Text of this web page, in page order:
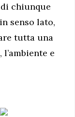
chiunque
senso lato,
tutta una
e